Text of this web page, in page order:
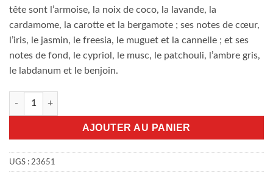
tête sont l’armoise, la noix de coco, la lavande, la
cardamome, la carotte et la bergamote ; ses notes de cœur,
l’iris, le jasmin, le freesia, le muguet et la cannelle ; et ses
notes de fond, le cypriol, le musc, le patchouli, l’ambre gris,
le labdanum et le benjoin.
quantité de Hawas Exotic 100ml EDP
AJOUTER AU PANIER
UGS : 23651